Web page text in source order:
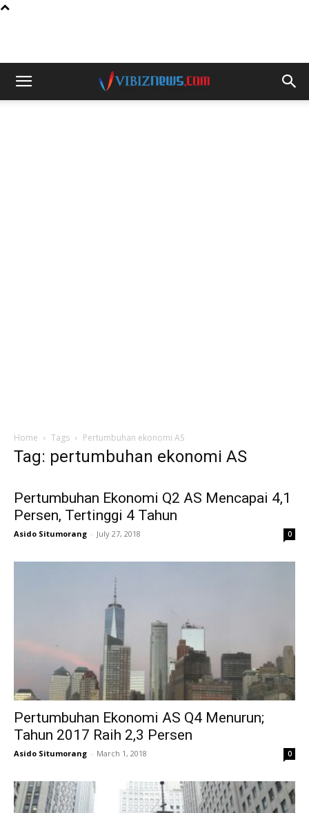
Home Tags Pertumbuhan ekonomi AS
Tag: pertumbuhan ekonomi AS
Pertumbuhan Ekonomi Q2 AS Mencapai 4,1
Persen, Tertinggi 4 Tahun
Asido Situmorang - July 27, 2018 0
Pertumbuhan Ekonomi AS Q4 Menurun;
Tahun 2017 Raih 2,3 Persen
Asido Situmorang - March 1, 2018 0